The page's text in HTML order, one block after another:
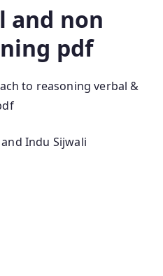
and non
pdf
to reasoning verbal &
Indu Sijwali